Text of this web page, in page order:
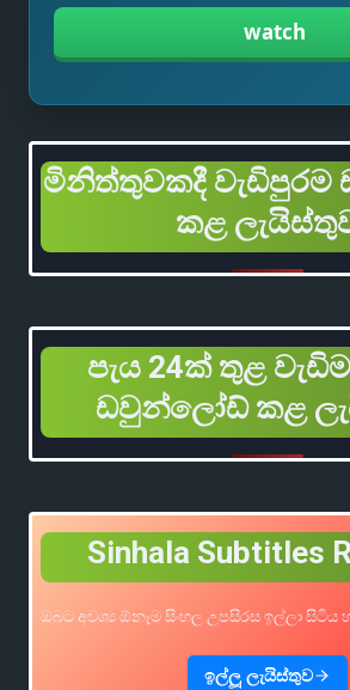
watch
මිනිත්තුවකදී
කළ
පැය 24ක් තුළ
ඩවුන්ලෝඩ් කළ
Sinhala Subtitles
ඔබට අවශ්‍ය ඕනෑම සිංහල උපසිරස ඉල්ලා සිටිය
ඉල්ලූ ලැයිස්තුව